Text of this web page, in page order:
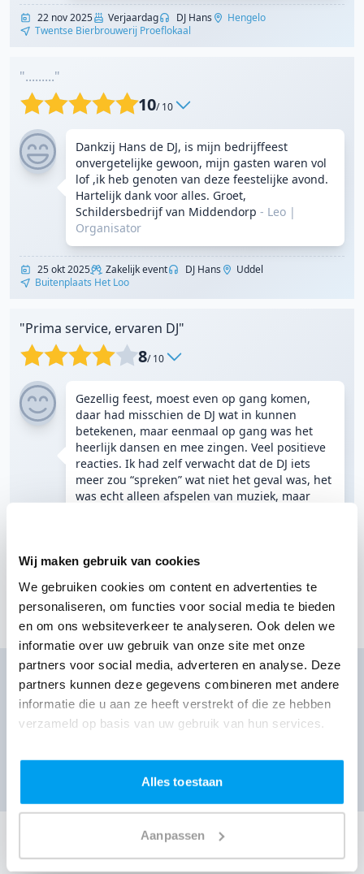
Wij maken gebruik van cookies
We gebruiken cookies om content en advertenties te
personaliseren, om functies voor social media te bieden
en om ons websiteverkeer te analyseren. Ook delen we
informatie over uw gebruik van onze site met onze
partners voor social media, adverteren en analyse. Deze
partners kunnen deze gegevens combineren met andere
informatie die u aan ze heeft verstrekt of die ze hebben
verzameld op basis van uw gebruik van hun services.
Alles toestaan
Aanpassen
22 nov 2025 Verjaardag DJ Hans
Hengelo
Twentse Bierbrouwerij Proeflokaal
"........."
10/ 10
Dankzij Hans de DJ, is mijn bedrijffeest
onvergetelijke gewoon, mijn gasten waren vol
lof ,ik heb genoten van deze feestelijke avond.
Hartelijk dank voor alles. Groet,
Schildersbedrijf van Middendorp - Leo |
Organisator
25 okt 2025 Zakelijk event DJ Hans
Uddel
Buitenplaats Het Loo
"Prima service, ervaren DJ"
8/ 10
Gezellig feest, moest even op gang komen,
daar had misschien de DJ wat in kunnen
betekenen, maar eenmaal op gang was het
heerlijk dansen en mee zingen. Veel positieve
reacties. Ik had zelf verwacht dat de DJ iets
meer zou “spreken” wat niet het geval was, het
was echt alleen afspelen van muziek, maar
26 sep 2025 Verjaardag DJ Hans
Buitenplaats De Houtmaat
Toon meer klantervaringen
DJ huren voor jouw feest?
Ontvang direct prijzen per WhatsApp of sms
Ga naar prijzen
Onze klantervaringen
Bekijk de laatste 10 van 18261 klantervaringen